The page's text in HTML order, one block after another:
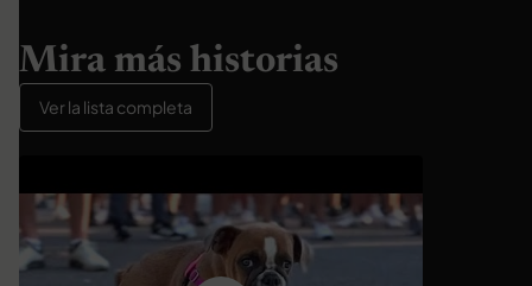
Mira más historias
Ver la lista completa